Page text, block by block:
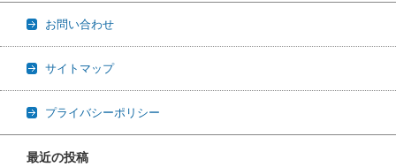
お問い合わせ
サイトマップ
プライバシーポリシー
最近の投稿